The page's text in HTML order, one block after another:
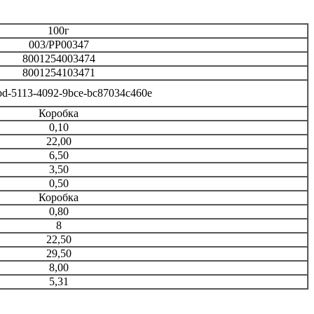
100г
003/PP00347
8001254003474
8001254103471
5113-4092-9bce-bc87034c460e
Коробка
0,10
22,00
6,50
3,50
0,50
Коробка
0,80
8
22,50
29,50
8,00
5,31